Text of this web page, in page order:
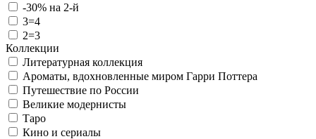
-30% на 2-й
3=4
2=3
Коллекции
Литературная коллекция
Ароматы, вдохновленные миром Гарри Поттера
Путешествие по России
Великие модернисты
Таро
Кино и сериалы